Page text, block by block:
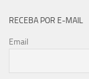
RECEBA POR E-MAIL
Email